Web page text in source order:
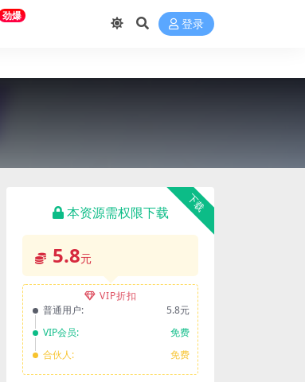
劲爆
登录
下载
本资源需权限下载
5.8元
VIP折扣
普通用户:
5.8元
VIP会员:
免费
合伙人:
免费